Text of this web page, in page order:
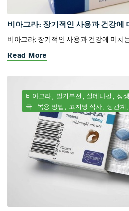
비아그라: 장기적인 사용과 건강에
비아그라: 장기적인 사용과 건강에 미치
Read More
비아그라 발기부전 실데나필 성
극
복용 방법 고지방 식사 성관계